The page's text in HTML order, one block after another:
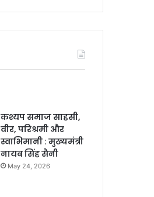
कश्यप समाज साहसी,
वीर, परिश्रमी और
स्वाभिमानी : मुख्यमंत्री
नायब सिंह सैनी
May 24, 2026